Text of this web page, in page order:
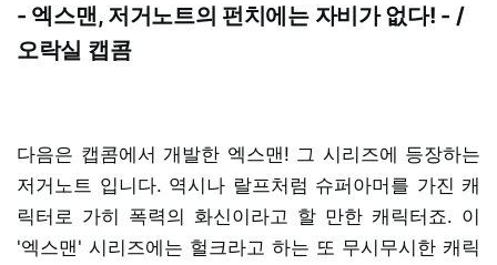
- 엑스맨, 저거노트의 펀치에는 자비가 없다! - /
오락실 캡콤
다음은 캡콤에서 개발한 엑스맨! 그 시리즈에 등장하는
저거노트 입니다. 역시나 랄프처럼 슈퍼아머를 가진 캐
릭터로 가히 폭력의 화신이라고 할 만한 캐릭터죠. 이
'엑스맨' 시리즈에는 헐크라고 하는 또 무시무시한 캐릭